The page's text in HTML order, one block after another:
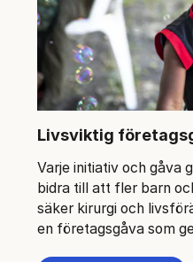
Livsviktig
Varje initiativ och gåva
bidra till att fler barn
säker kirurgi och
en företagsgåva som